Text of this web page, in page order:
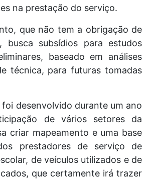
na prestação do serviço.
que não tem a obrigação de
busca subsídios para estudos
baseado em análises
técnica, para futuras tomadas
desenvolvido durante um ano
de vários setores da
criar mapeamento e uma base
prestadores de serviço de
de veículos utilizados e de
que certamente irá trazer